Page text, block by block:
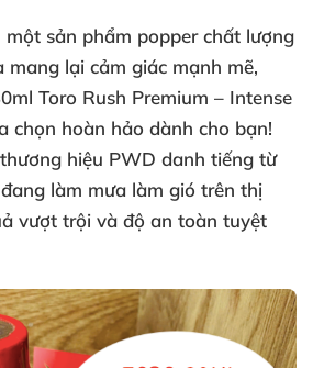
sản phẩm popper chất lượng
mang lại cảm giác mạnh mẽ,
Toro Rush Premium – Intense
chọn hoàn hảo dành cho bạn!
hiệu PWD danh tiếng từ
làm mưa làm gió trên thị
vượt trội và độ an toàn tuyệt